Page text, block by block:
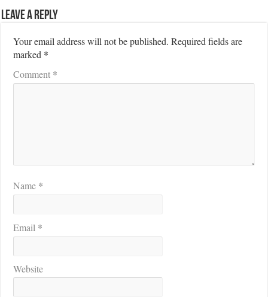
Leave a Reply
Your email address will not be published. Required fields are
marked *
Comment *
Name *
Email *
Website